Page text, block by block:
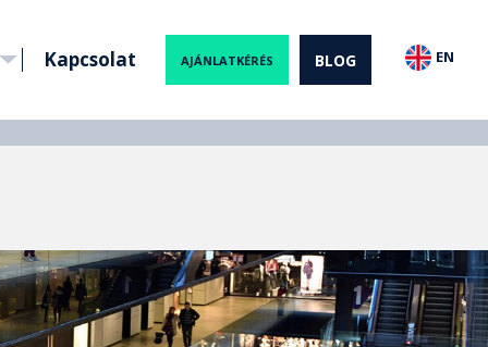
EN
Kapcsolat AJÁNLATKÉRÉS BLOG